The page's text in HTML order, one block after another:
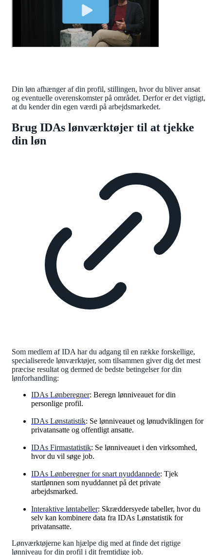
Din løn afhænger af din profil, stillingen, hvor du bliver ansat
og eventuelle overenskomster på området. Derfor er det vigtigt,
at du kender din egen værdi på arbejdsmarkedet.
Brug IDAs lønværktøjer til at tjekke
din løn
Som medlem af IDA har du adgang til en række forskellige,
specialiserede lønværktøjer, som tilsammen giver dig det mest
præcise resultat og dermed de bedste betingelser for din
lønforhandling:
IDAs Lønberegner: Beregn lønniveauet for din
personlige profil.
IDAs Lønstatistik: Se lønniveauet og lønudviklingen for
privatansatte og offentligt ansatte.
IDAs Firmastatistik: Se lønniveauet i den virksomhed,
hvor du vil søge job.
IDAs Lønberegner for snart nyuddannede: Tjek
startlønnen som nyuddannet på det private
arbejdsmarked.
Interaktive løntabeller: Skræddersyede tabeller, hvor du
selv kan kombinere data fra IDAs Lønstatistik for
privatansatte.
Lønværktøjerne kan hjælpe dig med at finde det rigtige
lønniveau for din profil i dit fremtidige job.